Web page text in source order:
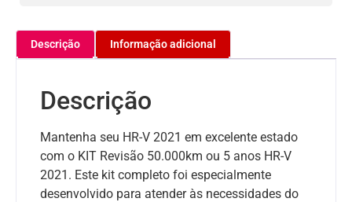
Descrição Informação adicional
Descrição
Mantenha seu HR-V 2021 em excelente estado
com o KIT Revisão 50.000km ou 5 anos HR-V
2021. Este kit completo foi especialmente
desenvolvido para atender às necessidades do